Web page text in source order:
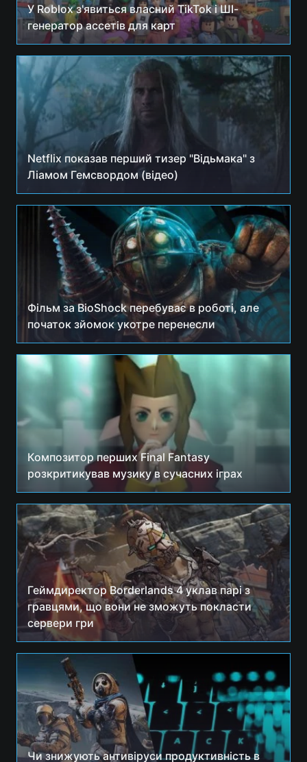
У Roblox з'явиться власний TikTok і ШІ-
генератор ассетів для карт
Netflix показав перший тизер "Відьмака" з
Ліамом Гемсвордом (відео)
Фільм за BioShock перебуває в роботі, але
початок зйомок укотре перенесли
Композитор перших Final Fantasy
розкритикував музику в сучасних іграх
Геймдиректор Borderlands 4 уклав парі з
гравцями, що вони не зможуть покласти
сервери гри
Чи знижують антивіруси продуктивність в